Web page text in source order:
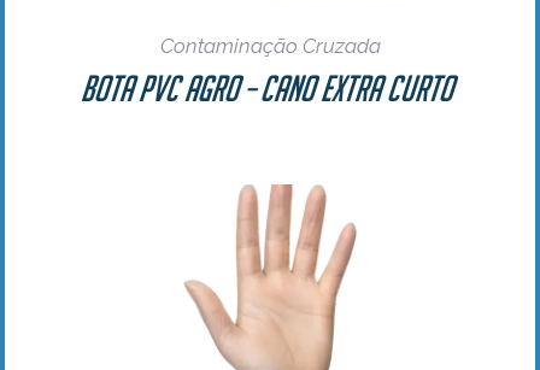
Contaminação Cruzada
Bota PVC Agro – Cano Extra Curto